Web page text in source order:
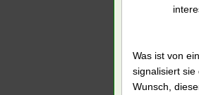
Was ist von
signalisiert sie
Wunsch,